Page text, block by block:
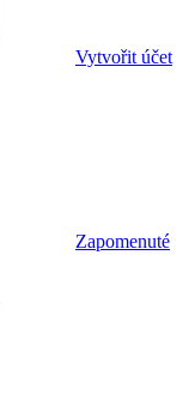
Vytvořit účet
Zapomenuté